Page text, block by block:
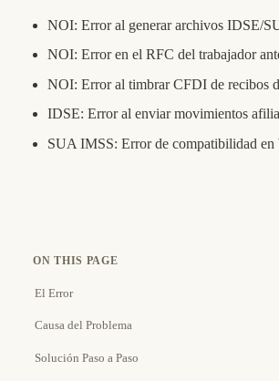
NOI: Error al generar archivos IDSE/
NOI: Error en el RFC del trabajador
NOI: Error al timbrar CFDI de recibos
IDSE: Error al enviar movimientos
SUA IMSS: Error de compatibilidad en
ON THIS PAGE
El Error
Causa del Problema
Solución Paso a Paso